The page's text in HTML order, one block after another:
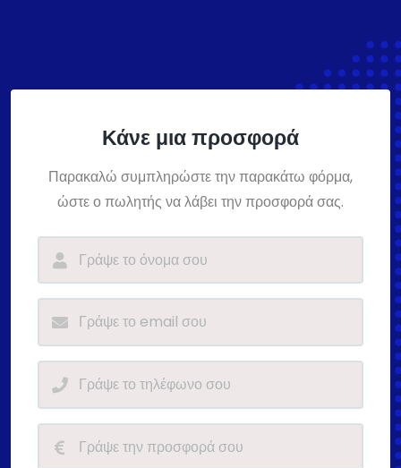
Κάνε μια προσφορά
Παρακαλώ συμπληρώστε την παρακάτω φόρμα,
ώστε ο πωλητής να λάβει την προσφορά σας.